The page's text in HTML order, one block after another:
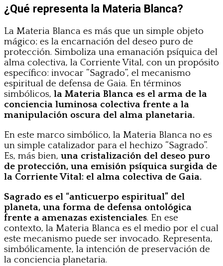
¿Qué representa la Materia Blanca?
La Materia Blanca es más que un simple objeto
mágico; es la encarnación del deseo puro de
protección. Simboliza una emanación psíquica del
alma colectiva, la Corriente Vital, con un propósito
específico: invocar “Sagrado”, el mecanismo
espiritual de defensa de Gaia. En términos
simbólicos, la Materia Blanca es el arma de la
conciencia luminosa colectiva frente a la
manipulación oscura del alma planetaria.
En este marco simbólico, la Materia Blanca no es
un simple catalizador para el hechizo “Sagrado”.
Es, más bien, una cristalización del deseo puro
de protección, una emisión psíquica surgida de
la Corriente Vital: el alma colectiva de Gaia.
Sagrado es el “anticuerpo espiritual” del
planeta, una forma de defensa ontológica
frente a amenazas existenciales. En ese
contexto, la Materia Blanca es el medio por el cual
este mecanismo puede ser invocado. Representa,
simbólicamente, la intención de preservación de
la conciencia planetaria.